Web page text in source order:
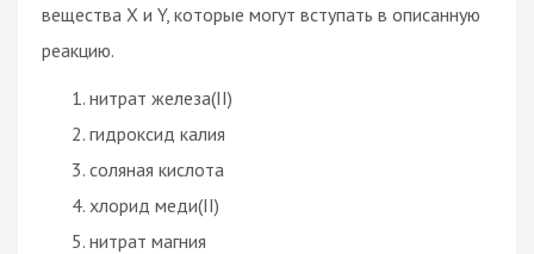
вещества X и Y, которые могут вступать в описанную
реакцию.
нитрат железа(II)
гидроксид калия
соляная кислота
хлорид меди(II)
нитрат магния